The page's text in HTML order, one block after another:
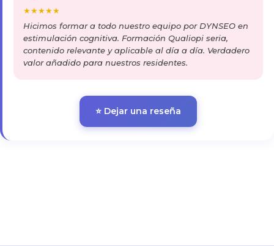
★★★★★
Hicimos formar a todo nuestro equipo por DYNSEO en
estimulación cognitiva. Formación Qualiopi seria,
contenido relevante y aplicable al día a día. Verdadero
valor añadido para nuestros residentes.
⭐ Dejar una reseña